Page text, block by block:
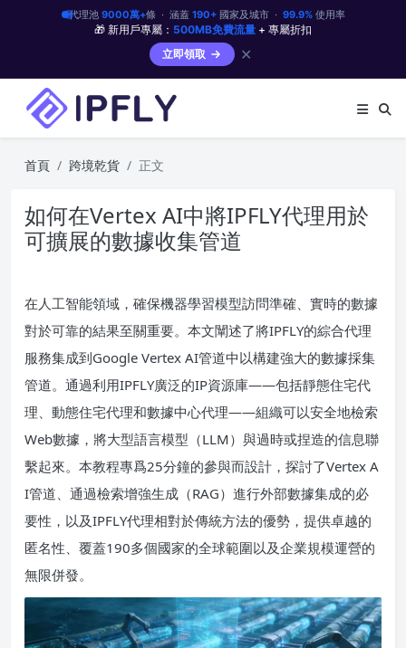
代理池 9000萬+條 · 涵蓋 190+國家及城市 · 99.9%使用率
🎁 新用戶專屬： 500MB免費流量 + 專屬折扣
立即領取
✕
首頁 跨境乾貨 正文
如何在Vertex AI中將IPFLY代理用於
可擴展的數據收集管道
在人工智能領域，確保機器學習模型訪問準確、實時的數據
對於可靠的結果至關重要。本文闡述了將IPFLY的綜合代理
服務集成到Google Vertex AI管道中以構建強大的數據採集
管道。通過利用IPFLY廣泛的IP資源庫——包括靜態住宅代
理、動態住宅代理和數據中心代理——組織可以安全地檢索
Web數據，將大型語言模型（LLM）與過時或捏造的信息聯
繫起來。本教程專爲25分鐘的參與而設計，探討了Vertex A
I管道、通過檢索增強生成（RAG）進行外部數據集成的必
要性，以及IPFLY代理相對於傳統方法的優勢，提供卓越的
匿名性、覆蓋190多個國家的全球範圍以及企業規模運營的
無限併發。